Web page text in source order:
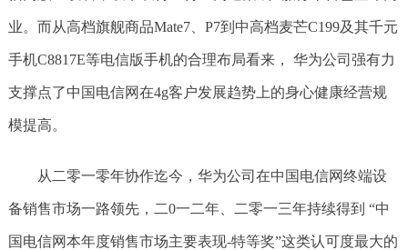
业。而从高档旗舰商品Mate7、P7到中高档麦芒C199及其千元
手机C8817E等电信版手机的合理布局看来， 华为公司强有力
支撑点了中国电信网在4g客户发展趋势上的身心健康经营规
模提高。
从二零一零年协作迄今，华为公司在中国电信网终端设
备销售市场一路领先，二0一二年、二零一三年持续得到 “中
国电信网本年度销售市场主要表现-特等奖”这类认可度最大的